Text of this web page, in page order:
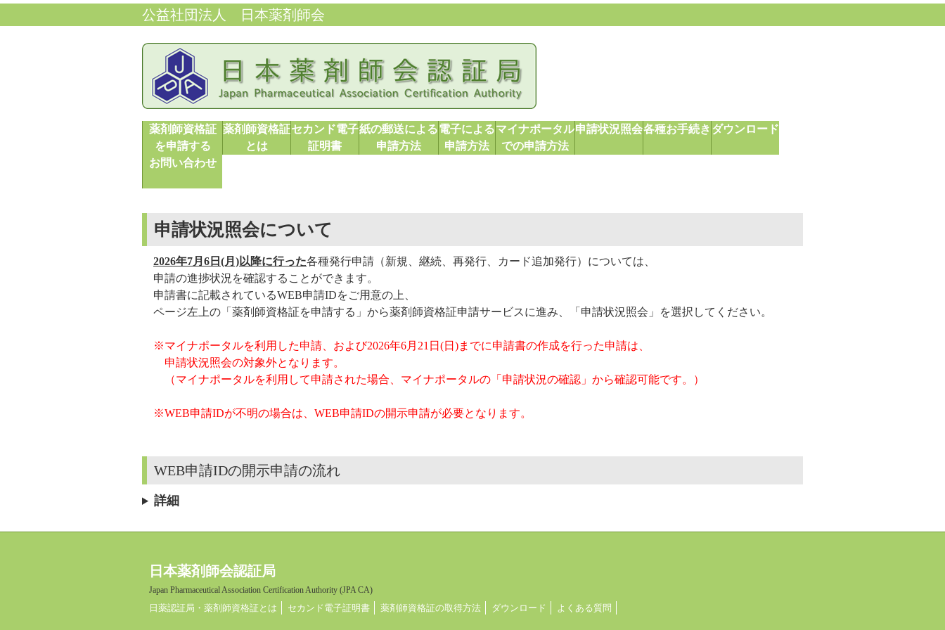
公益社団法人 日本薬剤師会
薬剤師資格証
を申請する
薬剤師資格証
とは
セカンド電子
証明書
紙の郵送による
申請方法
電子による
申請方法
マイナポータル
での申請方法
申請状況照会各種お手続き ダウンロード
お問い合わせ
申請状況照会について
2026年7月6日(月)以降に行った各種発行申請（新規、継続、再発行、カード追加発行）については、
申請の進捗状況を確認することができます。
申請書に記載されているWEB申請IDをご用意の上、
ページ左上の「薬剤師資格証を申請する」から薬剤師資格証申請サービスに進み、「申請状況照会」を選択してください。
※マイナポータルを利用した申請、および2026年6月21日(日)までに申請書の作成を行った申請は、
申請状況照会の対象外となります。
（マイナポータルを利用して申請された場合、マイナポータルの「申請状況の確認」から確認可能です。）
※WEB申請IDが不明の場合は、WEB申請IDの開示申請が必要となります。
WEB申請IDの開示申請の流れ
詳細
日本薬剤師会認証局
Japan Pharmaceutical Association Certification Authority (JPA CA)
日薬認証局・薬剤師資格証とは セカンド電子証明書 薬剤師資格証の取得方法 ダウンロード よくある質問